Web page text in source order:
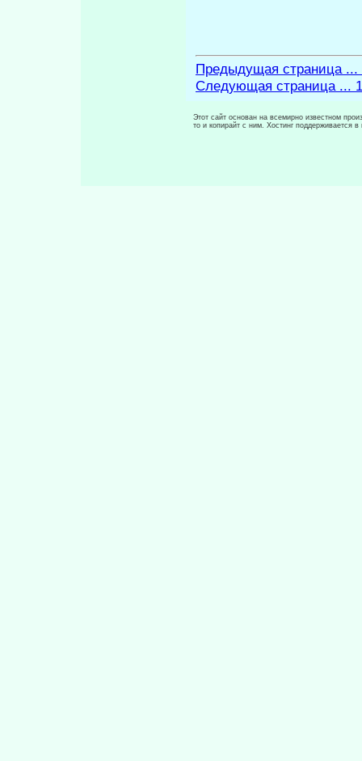
Предыдущая страница ...
Следующая страница ...
Этот сайт основан на всемирно известном
то и копирайт с ним. Хостинг поддерживается